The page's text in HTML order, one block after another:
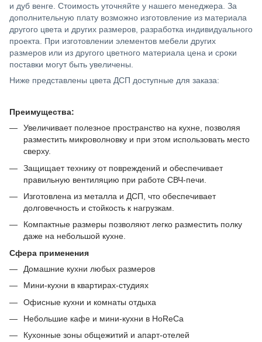
и дуб венге. Стоимость уточняйте у нашего менеджера. За
дополнительную плату возможно изготовление из материала
другого цвета и других размеров, разработка индивидуального
проекта. При изготовлении элементов мебели других
размеров или из другого цветного материала цена и сроки
поставки могут быть увеличены.
Ниже представлены цвета ДСП доступные для заказа:
Преимущества:
Увеличивает полезное пространство на кухне, позволяя
разместить микроволновку и при этом использовать место
сверху.
Защищает технику от повреждений и обеспечивает
правильную вентиляцию при работе СВЧ-печи.
Изготовлена из металла и ДСП, что обеспечивает
долговечность и стойкость к нагрузкам.
Компактные размеры позволяют легко разместить полку
даже на небольшой кухне.
Сфера применения
Домашние кухни любых размеров
Мини-кухни в квартирах-студиях
Офисные кухни и комнаты отдыха
Небольшие кафе и мини-кухни в HoReCa
Кухонные зоны общежитий и апарт-отелей